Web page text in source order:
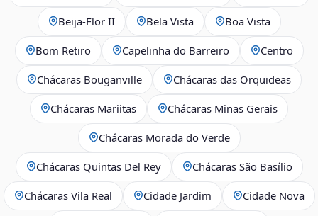
Beija‑Flor II Bela Vista Boa Vista
Bom Retiro Capelinha do Barreiro Centro
Chácaras Bouganville Chácaras das Orquideas
Chácaras Mariitas Chácaras Minas Gerais
Chácaras Morada do Verde
Chácaras Quintas Del Rey Chácaras São Basílio
Chácaras Vila Real Cidade Jardim Cidade Nova